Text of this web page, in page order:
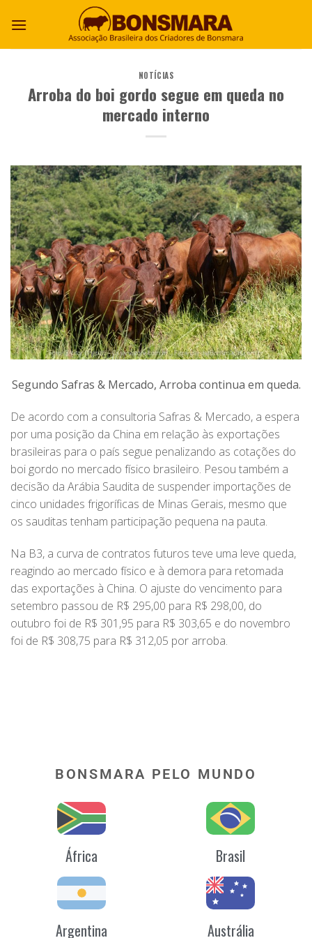
NOTÍCIAS
Arroba do boi gordo segue em queda no
mercado interno
Segundo Safras & Mercado, Arroba continua em queda.
De acordo com a consultoria Safras & Mercado, a espera
por uma posição da China em relação às exportações
brasileiras para o país segue penalizando as cotações do
boi gordo no mercado físico brasileiro. Pesou também a
decisão da Arábia Saudita de suspender importações de
cinco unidades frigoríficas de Minas Gerais, mesmo que
os sauditas tenham participação pequena na pauta.
Na B3, a curva de contratos futuros teve uma leve queda,
reagindo ao mercado físico e à demora para retomada
das exportações à China. O ajuste do vencimento para
setembro passou de R$ 295,00 para R$ 298,00, do
outubro foi de R$ 301,95 para R$ 303,65 e do novembro
foi de R$ 308,75 para R$ 312,05 por arroba.
BONSMARA PELO MUNDO
África Brasil
Argentina Austrália